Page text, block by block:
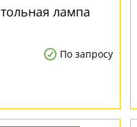
лампа
По запросу